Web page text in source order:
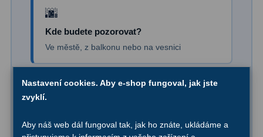
Preparáty2
Sklíčka8
Mikroskopicke sady
Meteostanice
Domácí
Kde budete pozorovat?
Ve městě, z balkonu nebo na vesnici
Nastavení cookies. Aby e-shop fungoval, jak jste
zvyklí.
Aby náš web dál fungoval tak, jak ho znáte, ukládáme a